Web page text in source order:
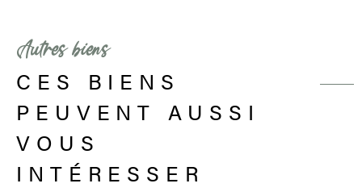
Autres biens
CES BIENS
PEUVENT AUSSI
VOUS
INTÉRESSER